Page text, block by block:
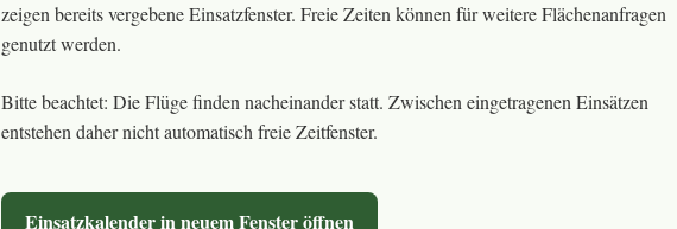
zeigen bereits vergebene Einsatzfenster. Freie Zeiten können für weitere Flächenanfragen
genutzt werden.
Bitte beachtet: Die Flüge finden nacheinander statt. Zwischen eingetragenen Einsätzen
entstehen daher nicht automatisch freie Zeitfenster.
Einsatzkalender in neuem Fenster öffnen